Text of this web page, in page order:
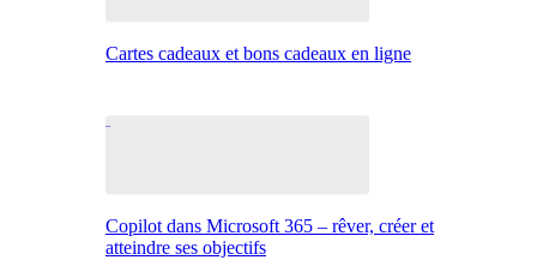
Cartes cadeaux et bons cadeaux en ligne
Copilot dans Microsoft 365 – rêver, créer et
atteindre ses objectifs